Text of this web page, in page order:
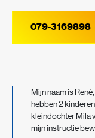
079-3169898
Mijn naam is
hebben 2
kleindochter Mila
mijn instructie